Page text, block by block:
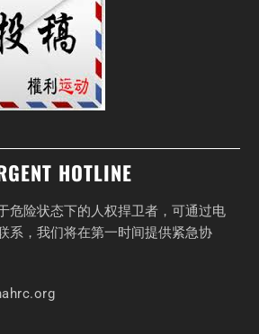
HOTLINE
危险状态下的人权捍卫者，可通过电
系，我们将在第一时间提供紧急协
.org